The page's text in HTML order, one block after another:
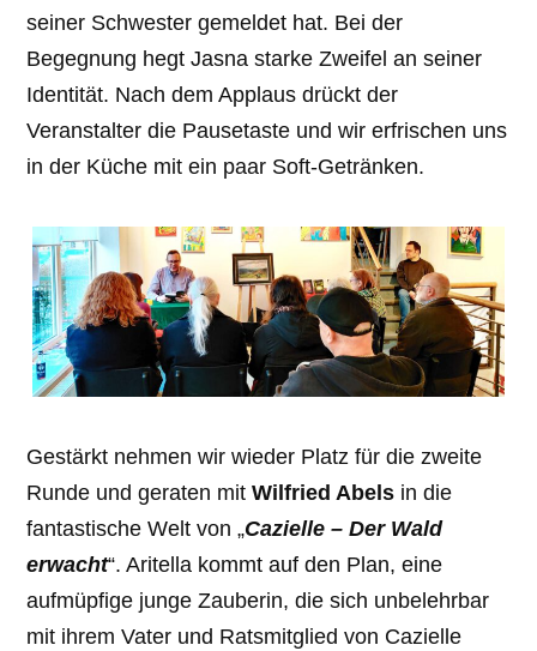
seiner Schwester gemeldet hat. Bei der
Begegnung hegt Jasna starke Zweifel an seiner
Identität. Nach dem Applaus drückt der
Veranstalter die Pausetaste und wir erfrischen uns
in der Küche mit ein paar Soft-Getränken.
Gestärkt nehmen wir wieder Platz für die zweite
Runde und geraten mitWilfried Abels in die
fantastische Welt von „Cazielle – Der Wald
erwacht“. Aritella kommt auf den Plan, eine
aufmüpfige junge Zauberin, die sich unbelehrbar
mit ihrem Vater und Ratsmitglied von Cazielle